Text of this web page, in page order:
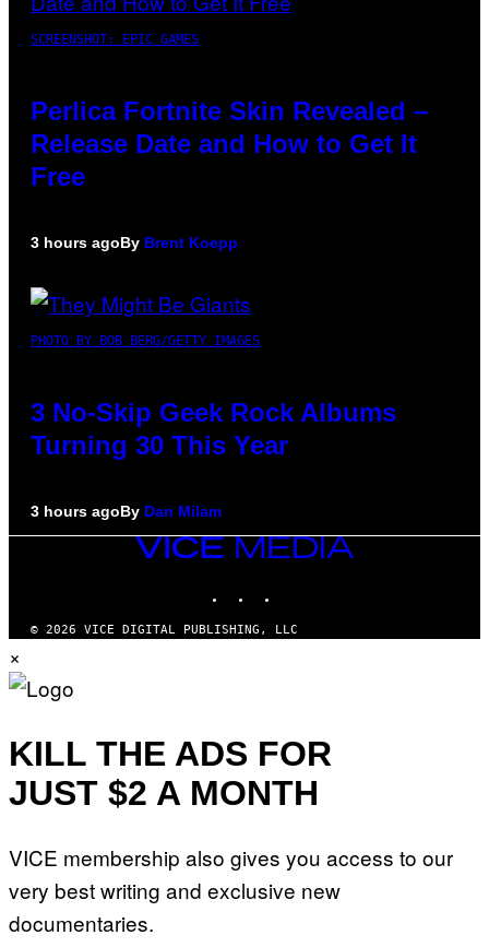
SCREENSHOT: EPIC GAMES
Perlica Fortnite Skin Revealed –
Release Date and How to Get It
Free
3 hours agoBy Brent Koepp
PHOTO BY BOB BERG/GETTY IMAGES
3 No-Skip Geek Rock Albums
Turning 30 This Year
3 hours agoBy Dan Milam
VICE
MEDIA
© 2026 VICE DIGITAL PUBLISHING, LLC
×
KILL THE ADS FOR
JUST $2 A MONTH
VICE membership also gives you access to our
very best writing and exclusive new
documentaries.